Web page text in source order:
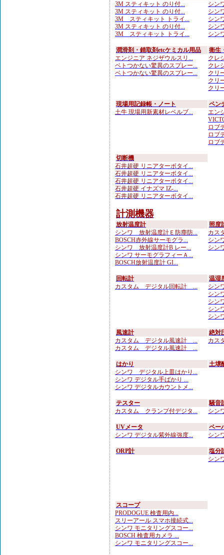
3M スティキット のり付...
3M スティキット のり付...
3M スティキット トライ...
3M スティキット のり付...
3M スティキット トライ...
シン
シン
シン
シン
シン
潤滑剤・錆取剤etcケミカル用品
エンジニア ネジザウルスリ...
ベトつかない驚異のスプレー...
ベトつかない驚異のスプレー...
衛生
クレ
クレ
クリ
クリ
クリ
現場用記録帳・ノート
土牛 現場用新素材レベルブ...
ペン
エン
ロブ
ロブ
ロブ
切断機
石井超硬 リニアターボタイ...
石井超硬 リニアターボタイ...
石井超硬 リニアターボタイ...
石井超硬 イナズマ IZ-...
石井超硬 リニアターボタイ...
計測機器
放射温度計
シンワ 放射温度計Ｅ防塵防...
BOSCH赤外線サーモグラ...
シンワ 放射温度計B レー...
シンワ サーモグラフィーＡ...
BOSCH放射温度計 GI...
照度
カス
シン
シン
回転計
カスタム デジタル回転計 ...
温湿
シン
シン
シン
シン
シン
風速計
カスタム デジタル風速計 ...
カスタム デジタル風速計 ...
絶対
カス
はかり
シンワ デジタル上皿はかり...
シンワ デジタル手ばかり ...
シンワ デジタルカウントメ...
土壌
テスター
カスタム クランプ付デジタ...
騒音
シン
UVメータ
シンワ デジタル紫外線強度...
ペー
シン
ORP計
塩分
シン
スコープ
PRODOGUE 検査用内...
スリーアール スマホ接続式...
シンワ モニタリングスコー...
BOSCH 検査用カメラ ...
シンワ モニタリングスコー...